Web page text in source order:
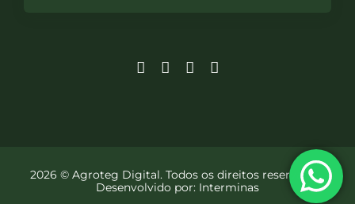
2026 © Agroteg Digital. Todos os direitos reservados.
Desenvolvido por: Interminas